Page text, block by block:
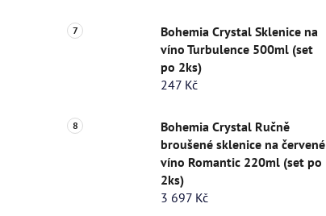
Bohemia Crystal Sklenice na
víno Turbulence 500ml (set
po 2ks)
247 Kč
Bohemia Crystal Ručně
broušené sklenice na červené
víno Romantic 220ml (set po
2ks)
3 697 Kč